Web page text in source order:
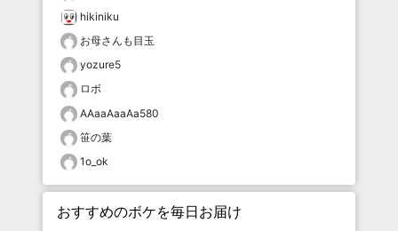
hikiniku
お母さんも目玉
yozure5
ロボ
AAaaAaaAa580
笹の葉
1o_ok
おすすめのボケを毎日お届け